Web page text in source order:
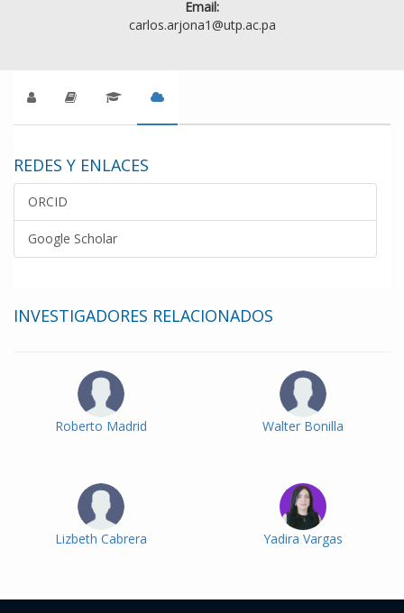
Email:
carlos.arjona1@utp.ac.pa
REDES Y ENLACES
ORCID
Google Scholar
INVESTIGADORES RELACIONADOS
Roberto Madrid Walter Bonilla
Lizbeth Cabrera Yadira Vargas